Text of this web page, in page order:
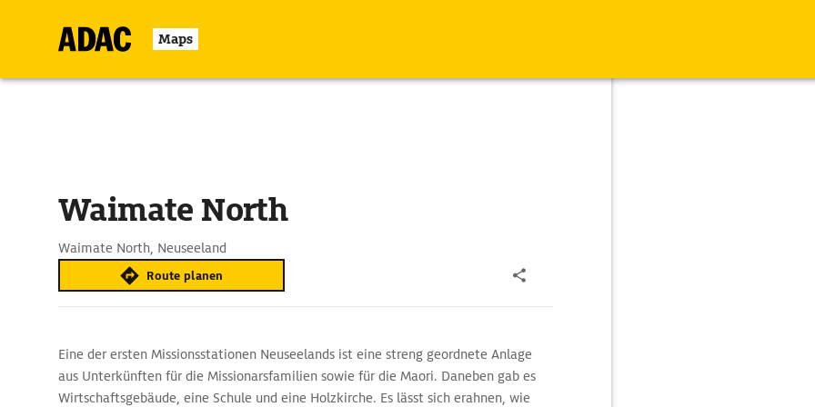
Maps
Waimate North
Waimate North, Neuseeland
Route planen
Eine der ersten Missionsstationen Neuseelands ist eine streng geordnete Anlage
aus Unterkünften für die Missionarsfamilien sowie für die Maori. Daneben gab es
Wirtschaftsgebäude, eine Schule und eine Holzkirche. Es lässt sich erahnen, wie